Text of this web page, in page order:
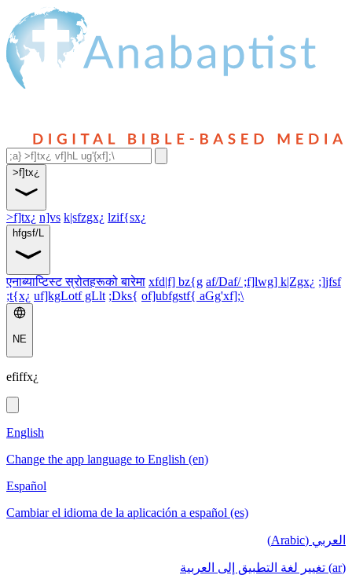
>f]tx¿
>f]tx¿ n]vs k|sfzgx¿ lzif{sx¿
hfgsf/L
एनाब्याप्टिस्ट स्रोतहरूको बारेमा xfd|f] bz{g af/Daf/ ;f]lwg] k|Zgx¿ ;]jfsf
;t{x¿ uf]kgLotf gLlt ;Dks{ of]ubfgstf{ aGg'xf];\
NE
efiffx¿
English
Change the app language to English (en)
Español
Cambiar el idioma de la aplicación a español (es)
العربي (Arabic)
(ar) تغيير لغة التطبيق إلى العربية